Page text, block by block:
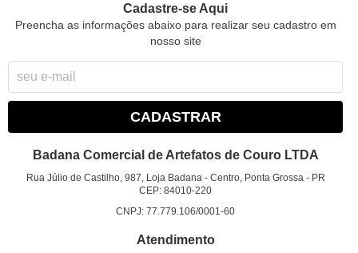
Cadastre-se Aqui
Preencha as informações abaixo para realizar seu cadastro em
nosso site
CADASTRAR
Badana Comercial de Artefatos de Couro LTDA
Rua Júlio de Castilho, 987, Loja Badana - Centro, Ponta Grossa - PR
CEP: 84010-220
CNPJ: 77.779.106/0001-60
Atendimento